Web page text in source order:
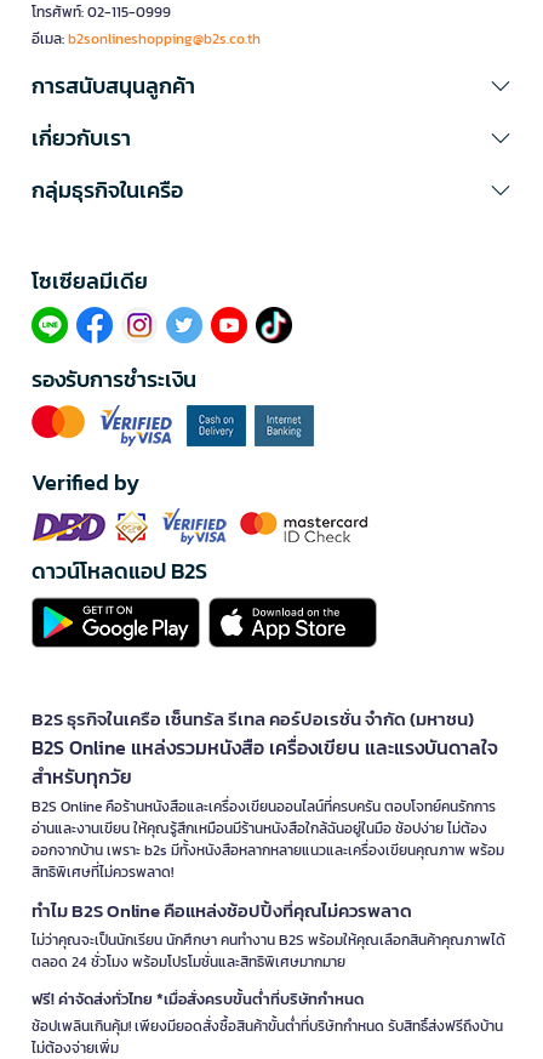
โทรศัพท์: 02-115-0999
อีเมล:b2sonlineshopping@b2s.co.th
การสนับสนุนลูกค้า
เกี่ยวกับเรา
กลุ่มธุรกิจในเครือ
โซเซียลมีเดีย​
รองรับการชำระเงิน
Verified by
ดาวน์โหลดแอป B2S
B2S ธุรกิจในเครือ เซ็นทรัล รีเทล คอร์ปอเรชั่น จำกัด (มหาชน)
B2S Online แหล่งรวมหนังสือ เครื่องเขียน และแรงบันดาลใจ
สำหรับทุกวัย
B2S Online คือร้านหนังสือและเครื่องเขียนออนไลน์ที่ครบครัน ตอบโจทย์คนรักการ
อ่านและงานเขียน ให้คุณรู้สึกเหมือนมีร้านหนังสือใกล้ฉันอยู่ในมือ ช้อปง่าย ไม่ต้อง
ออกจากบ้าน เพราะ b2s มีทั้งหนังสือหลากหลายแนวและเครื่องเขียนคุณภาพ พร้อม
สิทธิพิเศษที่ไม่ควรพลาด!
ทำไม B2S Online คือแหล่งช้อปปิ้งที่คุณไม่ควรพลาด
ไม่ว่าคุณจะเป็นนักเรียน นักศึกษา คนทำงาน B2S พร้อมให้คุณเลือกสินค้าคุณภาพได้
ตลอด 24 ชั่วโมง พร้อมโปรโมชั่นและสิทธิพิเศษมากมาย
ฟรี! ค่าจัดส่งทั่วไทย *เมื่อสั่งครบขั้นต่ำที่บริษัทกำหนด
ช้อปเพลินเกินคุ้ม! เพียงมียอดสั่งซื้อสินค้าขั้นต่ำที่บริษัทกำหนด รับสิทธิ์ส่งฟรีถึงบ้าน
ไม่ต้องจ่ายเพิ่ม